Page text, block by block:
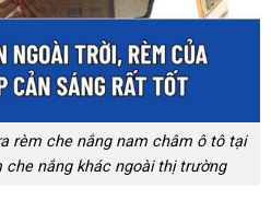
rèm che nắng nam châm ô tô tại
che nắng khác ngoài thị trường